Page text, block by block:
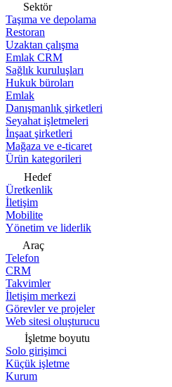
Sektör
Taşıma ve depolama
Restoran
Uzaktan çalışma
Emlak CRM
Sağlık kuruluşları
Hukuk büroları
Emlak
Danışmanlık şirketleri
Seyahat işletmeleri
İnşaat şirketleri
Mağaza ve e-ticaret
Ürün kategorileri
Hedef
Üretkenlik
İletişim
Mobilite
Yönetim ve liderlik
Araç
Telefon
CRM
Takvimler
İletişim merkezi
Görevler ve projeler
Web sitesi oluşturucu
İşletme boyutu
Solo girişimci
Küçük işletme
Kurum